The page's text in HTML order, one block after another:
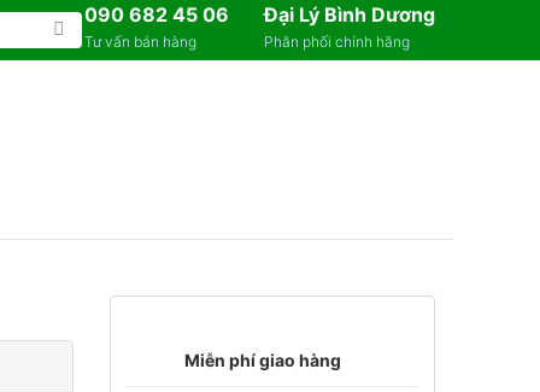
090 682 45 06
Tư vấn bán hàng
Đại Lý Bình Dương
Phân phối chính hãng
Miễn phí giao hàng